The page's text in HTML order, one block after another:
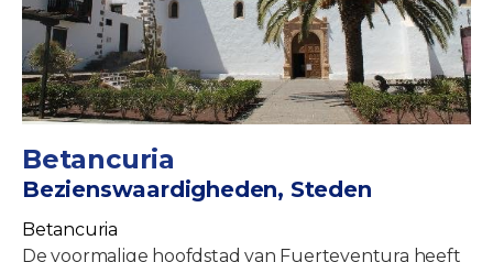
Betancuria
Bezienswaardigheden, Steden
Betancuria
De voormalige hoofdstad van Fuerteventura heeft